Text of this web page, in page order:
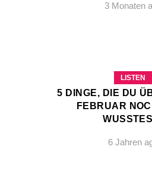
3 Monaten
LISTEN
5 DINGE, DIE DU
FEBRUAR
6 Jahren